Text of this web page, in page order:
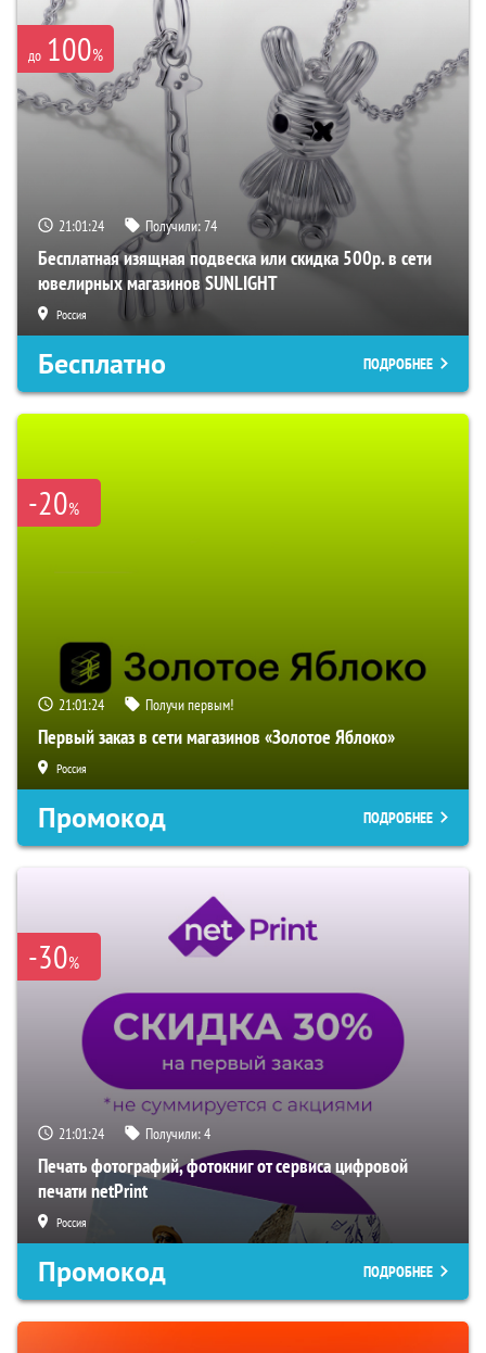
до 100%
21:01:23 Получили:74
Бесплатная изящная подвеска или скидка 500р. в сети
ювелирных магазинов SUNLIGHT
Россия
Бесплатно ПОДРОБНЕЕ
-20%
21:01:23 Получи первым!
Первый заказ в сети магазинов «Золотое Яблоко»
Россия
Промокод ПОДРОБНЕЕ
-30%
21:01:23 Получили:4
Печать фотографий, фотокниг от сервиса цифровой
печати netPrint
Россия
Промокод ПОДРОБНЕЕ